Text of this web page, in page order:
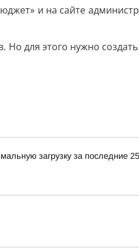
и на сайте
Но для этого нужно
загрузку за последние